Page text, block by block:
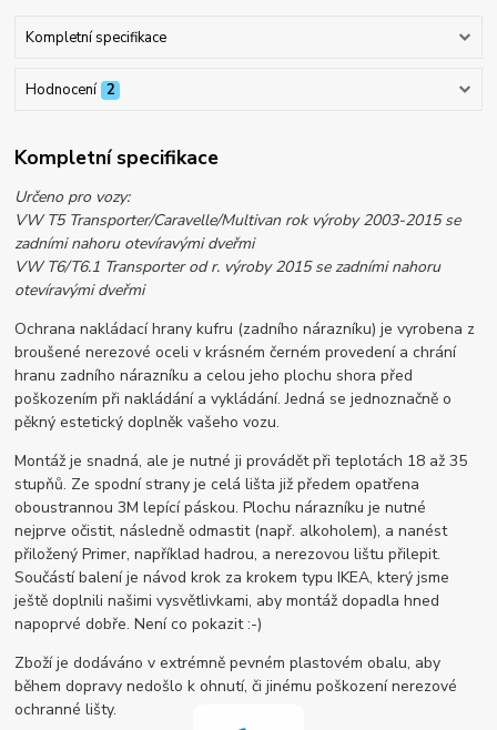
Kompletní specifikace
Hodnocení 2
Kompletní specifikace
Určeno pro vozy:
VW T5 Transporter/Caravelle/Multivan rok výroby 2003-2015 se
zadními nahoru otevíravými dveřmi
VW T6/T6.1 Transporter od r. výroby 2015 se zadními nahoru
otevíravými dveřmi
Ochrana nakládací hrany kufru (zadního nárazníku) je vyrobena z
broušené nerezové oceli v krásném černém provedení a chrání
hranu zadního nárazníku a celou jeho plochu shora před
poškozením při nakládání a vykládání. Jedná se jednoznačně o
pěkný estetický doplněk vašeho vozu.
Montáž je snadná, ale je nutné ji provádět při teplotách 18 až 35
stupňů. Ze spodní strany je celá lišta již předem opatřena
oboustrannou 3M lepící páskou. Plochu nárazníku je nutné
nejprve očistit, následně odmastit (např. alkoholem), a nanést
přiložený Primer, například hadrou, a nerezovou lištu přilepit.
Součástí balení je návod krok za krokem typu IKEA, který jsme
ještě doplnili našimi vysvětlivkami, aby montáž dopadla hned
napoprvé dobře. Není co pokazit :-)
Zboží je dodáváno v extrémně pevném plastovém obalu, aby
během dopravy nedošlo k ohnutí, či jinému poškození nerezové
ochranné lišty.